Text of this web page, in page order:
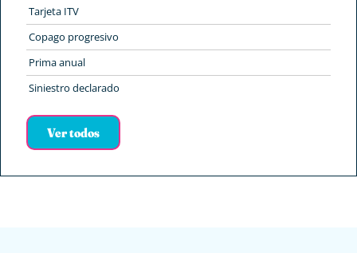
Tarjeta ITV
Copago progresivo
Prima anual
Siniestro declarado
Ver todos